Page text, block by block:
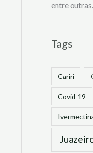
entre outras.
Tags
Cariri
Covid-19